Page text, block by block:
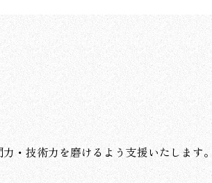
・技術力を磨けるよう支援いたします。